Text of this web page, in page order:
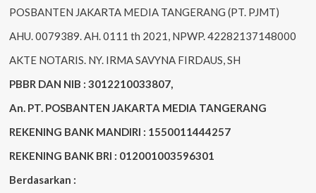
POSBANTEN JAKARTA MEDIA TANGERANG (PT. PJMT)
AHU. 0079389. AH. 0111 th 2021, NPWP. 42282137148000
AKTE NOTARIS. NY. IRMA SAVYNA FIRDAUS, SH
PBBR DAN NIB : 3012210033807,
An. PT. POSBANTEN JAKARTA MEDIA TANGERANG
REKENING BANK MANDIRI : 1550011444257
REKENING BANK BRI : 012001003596301
Berdasarkan :